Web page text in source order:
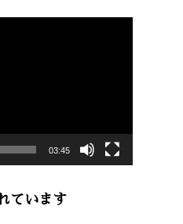
03:45
ています